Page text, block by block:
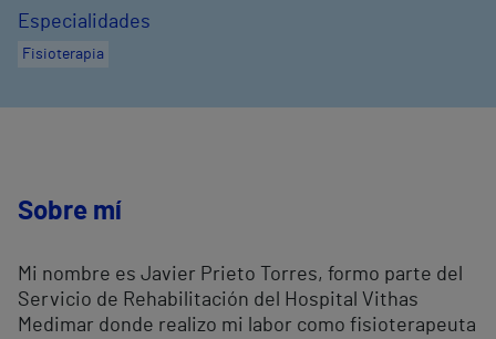
Especialidades
Fisioterapia
Sobre mí
Mi nombre es Javier Prieto Torres, formo parte del
Servicio de Rehabilitación del Hospital Vithas
Medimar donde realizo mi labor como fisioterapeuta